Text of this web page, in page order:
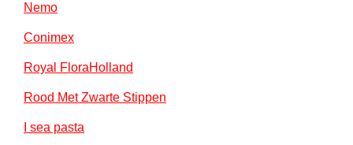
Nemo
Conimex
Royal FloraHolland
Rood Met Zwarte Stippen
I sea pasta